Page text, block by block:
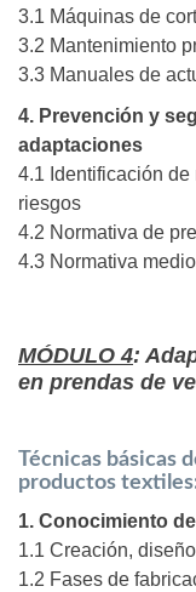
3.1 Máquinas de
3.2 Mantenimiento
3.3 Manuales de
4. Prevención y
adaptaciones
4.1 Identificación
riesgos
4.2 Normativa de
4.3 Normativa
MÓDULO 4:
en prendas de
Técnicas básicas
productos
1. Conocimiento
1.1 Creación,
1.2 Fases de